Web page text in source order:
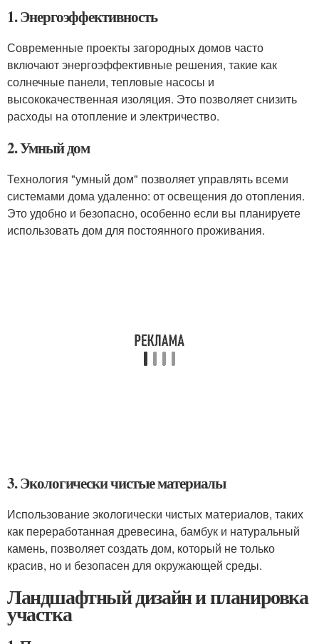
1. Энергоэффективность
Современные проекты загородных домов часто
включают энергоэффективные решения, такие как
солнечные панели, тепловые насосы и
высококачественная изоляция. Это позволяет снизить
расходы на отопление и электричество.
2. Умный дом
Технология "умный дом" позволяет управлять всеми
системами дома удаленно: от освещения до отопления.
Это удобно и безопасно, особенно если вы планируете
использовать дом для постоянного проживания.
3. Экологически чистые материалы
Использование экологически чистых материалов, таких
как переработанная древесина, бамбук и натуральный
камень, позволяет создать дом, который не только
красив, но и безопасен для окружающей среды.
Ландшафтный дизайн и планировка
участка